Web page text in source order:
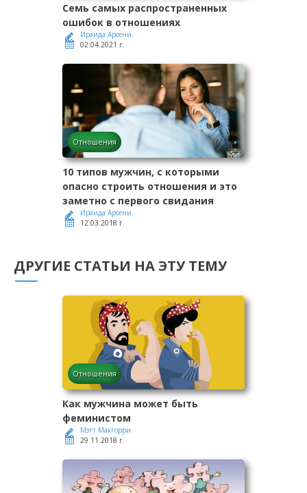
Семь самых распространенных
ошибок в отношениях
Ираида Арсени
02.04.2021 г.
Отношения
10 типов мужчин, с которыми
опасно строить отношения и это
заметно с первого свидания
Ираида Арсени
12.03.2018 г.
ДРУГИЕ СТАТЬИ НА ЭТУ ТЕМУ
Отношения
Как мужчина может быть
феминистом
Мэтт Макгорри
29.11.2018 г.